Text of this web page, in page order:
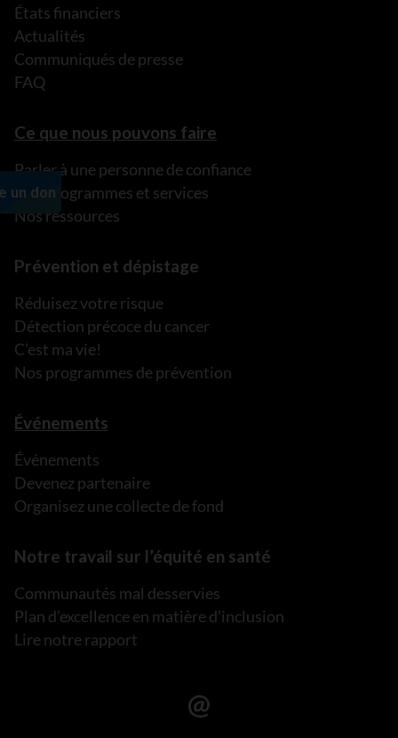
États financiers
Actualités
Communiqués de presse
FAQ
Ce que nous pouvons faire
Parler à une personne de confiance
Nos programmes et services
Nos ressources
Prévention et dépistage
Réduisez votre risque
Détection précoce du cancer
C’est ma vie!
Nos programmes de prévention
Événements
Événements
Devenez partenaire
Organisez une collecte de fond
Notre travail sur l’équité en santé
Communautés mal desservies
Plan d’excellence en matière d’inclusion
Lire notre rapport